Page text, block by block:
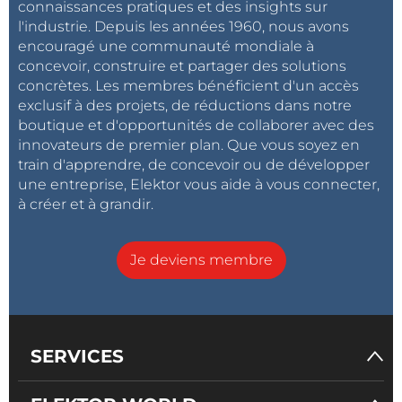
Figure 1 : Schéma de principe de la carte MAX78000FTHR (source :
Plateforme d'application MAX78000 FTHR
Le microcontrôleur MAX78000
Ce contrôleur est bien sûr le cœur et la composante
la plus importante de cette carte d'évaluation. Nous
n'aborderons ici que brièvement les principales
caractéristiques de ce microcontrôleur. Pour en
l'avoir téléchargée ainsi qu'auGuide de l'utilisateur
qui — au moment où cet article est
site de Maxim Integrated. La
connaissances pratiques et des insights sur
l'industrie. Depuis les années 1960, nous avons
encouragé une communauté mondiale à
concevoir, construire et partager des solutions
concrètes. Les membres bénéficient d'un accès
exclusif à des projets, de réductions dans notre
boutique et d'opportunités de collaborer avec des
innovateurs de premier plan. Que vous soyez en
train d'apprendre, de concevoir ou de développer
une entreprise, Elektor vous aide à vous connecter,
à créer et à grandir.
Je deviens membre
SERVICES